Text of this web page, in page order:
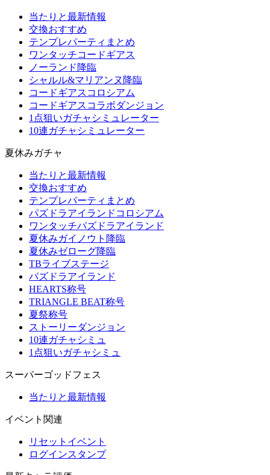
当たりと最新情報
交換おすすめ
テンプレパーティまとめ
ワンタッチコードギアス
ノーランド降臨
シャルル&マリアンヌ降臨
コードギアスコロシアム
コードギアスコラボダンジョン
1点狙いガチャシミュレーター
10連ガチャシミュレーター
夏休みガチャ
当たりと最新情報
交換おすすめ
テンプレパーティまとめ
パズドラアイランドコロシアム
ワンタッチパズドラアイランド
夏休みガイノウト降臨
夏休みゼローグ降臨
TBライブステージ
パズドラアイランド
HEARTS称号
TRIANGLE BEAT称号
夏祭称号
ストーリーダンジョン
10連ガチャシミュ
1点狙いガチャシミュ
スーパーゴッドフェス
当たりと最新情報
イベント関連
リセットイベント
ログインスタンプ